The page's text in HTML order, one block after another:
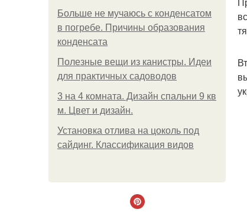
Больше не мучаюсь с конденсатом
в погребе. Причины образования
конденсата
Полезные вещи из канистры. Идеи
для практичных садоводов
3 на 4 комната. Дизайн спальни 9 кв
м. Цвет и дизайн.
Установка отлива на цоколь под
сайдинг. Классификация видов